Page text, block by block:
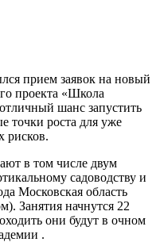
прием заявок на новый
проекта «Школа
шанс запустить
точки роста для уже
рисков.
в том числе двум
садоводству и
Московская область
Занятия начнутся 22
они будут в очном
.